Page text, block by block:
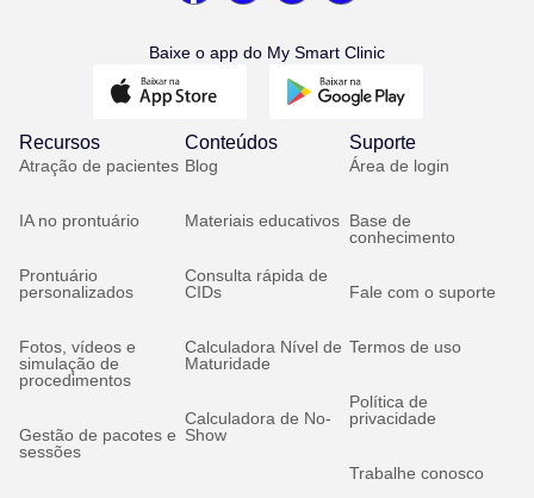
Baixe o app do My Smart Clinic
Recursos
Atração de pacientes
IA no prontuário
Prontuário
personalizados
Fotos, vídeos e
simulação de
procedimentos
Gestão de pacotes e
sessões
Conteúdos
Blog
Materiais educativos
Consulta rápida de
CIDs
Calculadora Nível de
Maturidade
Calculadora de No-
Show
Suporte
Área de login
Base de
conhecimento
Fale com o suporte
Termos de uso
Política de
privacidade
Trabalhe conosco